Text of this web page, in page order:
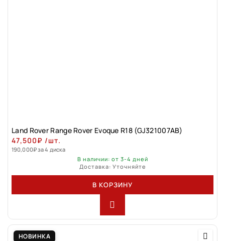
Land Rovеr Rаngе Rоver Evоque R18 (GJ321007АВ)
47,500₽ /шт.
190,000₽за 4 диска
В наличии: от 3-4 дней
Доставка: Уточняйте
В КОРЗИНУ
НОВИНКА